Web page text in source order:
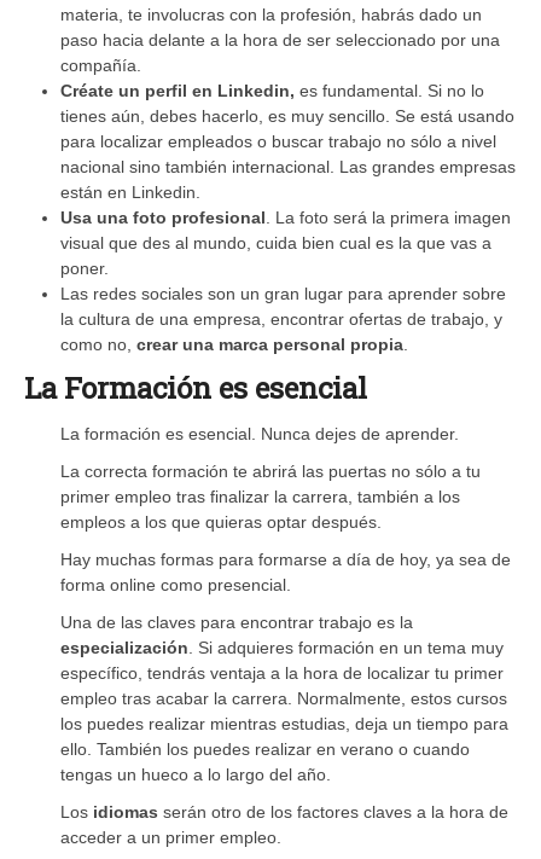
materia, te involucras con la profesión, habrás dado un
paso hacia delante a la hora de ser seleccionado por una
compañía.
Créate un perfil en Linkedin, es fundamental. Si no lo
tienes aún, debes hacerlo, es muy sencillo. Se está usando
para localizar empleados o buscar trabajo no sólo a nivel
nacional sino también internacional. Las grandes empresas
están en Linkedin.
Usa una foto profesional . La foto será la primera imagen
visual que des al mundo, cuida bien cual es la que vas a
poner.
Las redes sociales son un gran lugar para aprender sobre
la cultura de una empresa, encontrar ofertas de trabajo, y
como no, crear una marca personal propia
La Formación es esencial
La formación es esencial. Nunca dejes de aprender.
La correcta formación te abrirá las puertas no sólo a tu
primer empleo tras finalizar la carrera, también a los
empleos a los que quieras optar después.
Hay muchas formas para formarse a día de hoy, ya sea de
forma online como presencial.
Una de las claves para encontrar trabajo es la
especialización . Si adquieres formación en un tema muy
específico, tendrás ventaja a la hora de localizar tu primer
empleo tras acabar la carrera. Normalmente, estos cursos
los puedes realizar mientras estudias, deja un tiempo para
ello. También los puedes realizar en verano o cuando
tengas un hueco a lo largo del año.
Los idiomas serán otro de los factores claves a la hora de
acceder a un primer empleo.